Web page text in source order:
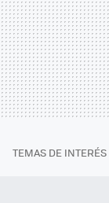
TEMAS DE INTERÉS